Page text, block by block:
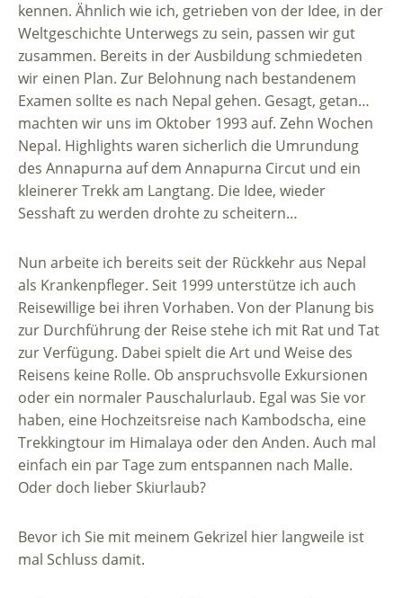
kennen. Ähnlich wie ich, getrieben von der Idee, in der
Weltgeschichte Unterwegs zu sein, passen wir gut
zusammen. Bereits in der Ausbildung schmiedeten
wir einen Plan. Zur Belohnung nach bestandenem
Examen sollte es nach Nepal gehen. Gesagt, getan…
machten wir uns im Oktober 1993 auf. Zehn Wochen
Nepal. Highlights waren sicherlich die Umrundung
des Annapurna auf dem Annapurna Circut und ein
kleinerer Trekk am Langtang. Die Idee, wieder
Sesshaft zu werden drohte zu scheitern…
Nun arbeite ich bereits seit der Rückkehr aus Nepal
als Krankenpfleger. Seit 1999 unterstütze ich auch
Reisewillige bei ihren Vorhaben. Von der Planung bis
zur Durchführung der Reise stehe ich mit Rat und Tat
zur Verfügung. Dabei spielt die Art und Weise des
Reisens keine Rolle. Ob anspruchsvolle Exkursionen
oder ein normaler Pauschalurlaub. Egal was Sie vor
haben, eine Hochzeitsreise nach Kambodscha, eine
Trekkingtour im Himalaya oder den Anden. Auch mal
einfach ein par Tage zum entspannen nach Malle.
Oder doch lieber Skiurlaub?
Bevor ich Sie mit meinem Gekrizel hier langweile ist
mal Schluss damit.